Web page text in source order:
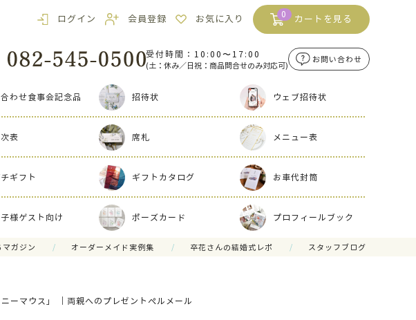
ログイン 会員登録 お気に入り 0 カートを見る
受付時間：10:00〜17:00
(土：休み／日祝：商品問合せのみ対応可)
お問い合わせ
わせ食事会記念品 招待状 ウェブ招待状
表 席札 メニュー表
ギフト ギフトカタログ お車代封筒
様ゲスト向け ポーズカード プロフィールブック
ガジン オーダーメイド実例集 卒花さんの結婚式レポ スタッフブログ
ーマウス」 ｜両親へのプレゼントぺルメール